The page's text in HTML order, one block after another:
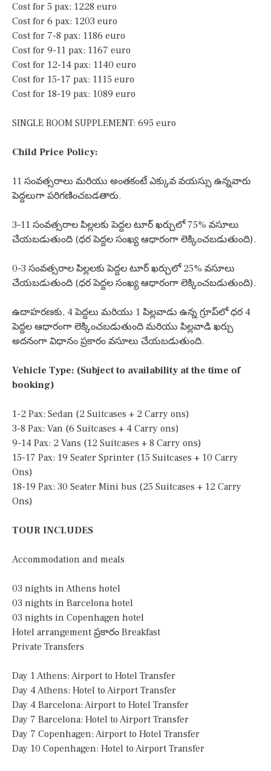
Cost for 5 pax: 1228 euro
Cost for 6 pax: 1203 euro
Cost for 7-8 pax: 1186 euro
Cost for 9-11 pax: 1167 euro
Cost for 12-14 pax: 1140 euro
Cost for 15-17 pax: 1115 euro
Cost for 18-19 pax: 1089 euro
SINGLE ROOM SUPPLEMENT: 695 euro
Child Price Policy:
11 సంవత్సరాలు మరియు అంతకంటే ఎక్కువ వయస్సు ఉన్నవారు
పెద్దలుగా పరిగణించబడతారు.
3–11 సంవత్సరాల పిల్లలకు పెద్దల టూర్ ఖర్చులో 75% వసూలు
చేయబడుతుంది (ధర పెద్దల సంఖ్య ఆధారంగా లెక్కించబడుతుంది).
0–3 సంవత్సరాల పిల్లలకు పెద్దల టూర్ ఖర్చులో 25% వసూలు
చేయబడుతుంది (ధర పెద్దల సంఖ్య ఆధారంగా లెక్కించబడుతుంది).
ఉదాహరణకు, 4 పెద్దలు మరియు 1 పిల్లవాడు ఉన్న గ్రూప్‌లో ధర 4
పెద్దల ఆధారంగా లెక్కించబడుతుంది మరియు పిల్లవాడి ఖర్చు
అదనంగా విధానం ప్రకారం వసూలు చేయబడుతుంది.
Vehicle Type: (Subject to availability at the time of
booking)
1-2 Pax: Sedan (2 Suitcases + 2 Carry ons)
3-8 Pax: Van (6 Suitcases + 4 Carry ons)
9-14 Pax: 2 Vans (12 Suitcases + 8 Carry ons)
15-17 Pax: 19 Seater Sprinter (15 Suitcases + 10 Carry
Ons)
18-19 Pax: 30 Seater Mini bus (25 Suitcases + 12 Carry
Ons)
TOUR INCLUDES
Accommodation and meals
03 nights in Athens hotel
03 nights in Barcelona hotel
03 nights in Copenhagen hotel
Hotel arrangement ప్రకారం Breakfast
Private Transfers
Day 1 Athens: Airport to Hotel Transfer
Day 4 Athens: Hotel to Airport Transfer
Day 4 Barcelona: Airport to Hotel Transfer
Day 7 Barcelona: Hotel to Airport Transfer
Day 7 Copenhagen: Airport to Hotel Transfer
Day 10 Copenhagen: Hotel to Airport Transfer